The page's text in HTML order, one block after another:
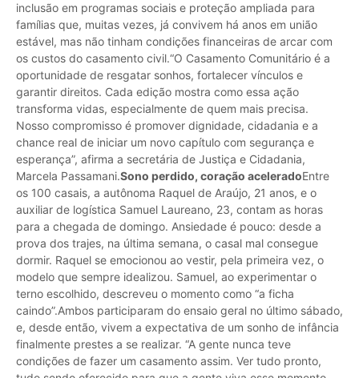
inclusão em programas sociais e proteção ampliada para
famílias que, muitas vezes, já convivem há anos em união
estável, mas não tinham condições financeiras de arcar com
os custos do casamento civil.“O Casamento Comunitário é a
oportunidade de resgatar sonhos, fortalecer vínculos e
garantir direitos. Cada edição mostra como essa ação
transforma vidas, especialmente de quem mais precisa.
Nosso compromisso é promover dignidade, cidadania e a
chance real de iniciar um novo capítulo com segurança e
esperança”, afirma a secretária de Justiça e Cidadania,
Marcela Passamani.Sono perdido, coração aceleradoEntre
os 100 casais, a autônoma Raquel de Araújo, 21 anos, e o
auxiliar de logística Samuel Laureano, 23, contam as horas
para a chegada de domingo. Ansiedade é pouco: desde a
prova dos trajes, na última semana, o casal mal consegue
dormir. Raquel se emocionou ao vestir, pela primeira vez, o
modelo que sempre idealizou. Samuel, ao experimentar o
terno escolhido, descreveu o momento como “a ficha
caindo”.Ambos participaram do ensaio geral no último sábado,
e, desde então, vivem a expectativa de um sonho de infância
finalmente prestes a se realizar. “A gente nunca teve
condições de fazer um casamento assim. Ver tudo pronto,